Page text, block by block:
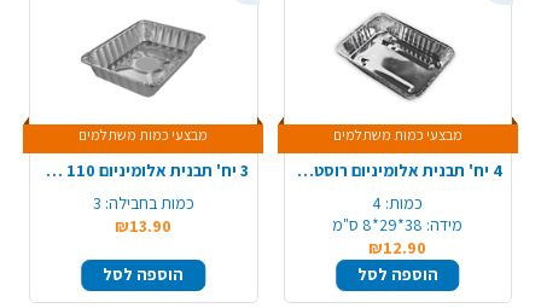
מבצעי כמות משתלמים
4 יח' תבנית אלומיניום רוסטר 105/R31/A4 - עבה
כמות: 4
מידה: 38*29*8 ס"מ
₪12.90
הוספה לסל
מבצעי כמות משתלמים
3 יח' תבנית אלומיניום 110 עמוק חוץ
כמות בחבילה: 3
₪13.90
הוספה לסל